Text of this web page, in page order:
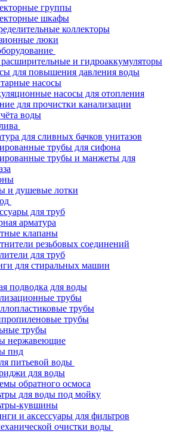
группы
шкафы
коллекторы
люки
и гидроаккумуляторы
для повышения давления воды
насосы
насосы для отопления
для прочистки канализации
воды
для сливных бачков унитазов
трубы для сифона
трубы и манжеты для
и душевые лотки
для труб
арматура
клапаны
резьбовых соединений
для труб
для стиральных машин
подводка для воды
трубы
трубы
трубы
трубы
нержавеющие
пнд
питьевой воды
для воды
обратного осмоса
для воды под мойку
кувшины
и аксессуары для фильтров
очистки воды